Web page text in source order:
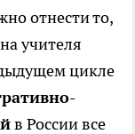
отнести то,
учителя
цикле
в России все